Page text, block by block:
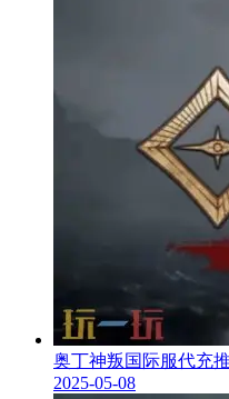
奥丁神叛国际服代充
2025-05-08